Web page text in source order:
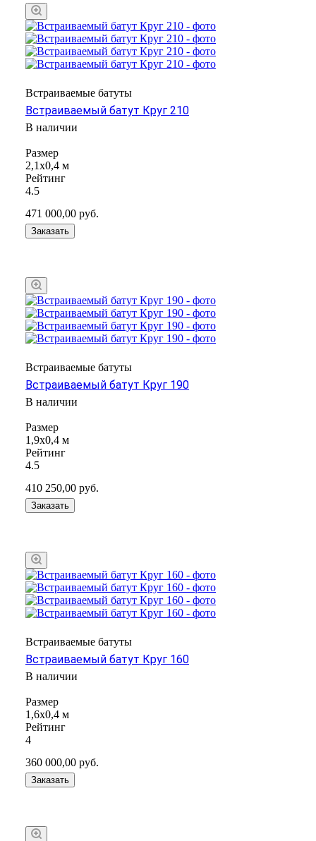
Встраиваемые батуты
Встраиваемый батут Круг 210
В наличии
Размер
2,1х0,4 м
Рейтинг
4.5
471 000,00 руб.
Заказать
Встраиваемые батуты
Встраиваемый батут Круг 190
В наличии
Размер
1,9х0,4 м
Рейтинг
4.5
410 250,00 руб.
Заказать
Встраиваемые батуты
Встраиваемый батут Круг 160
В наличии
Размер
1,6х0,4 м
Рейтинг
4
360 000,00 руб.
Заказать